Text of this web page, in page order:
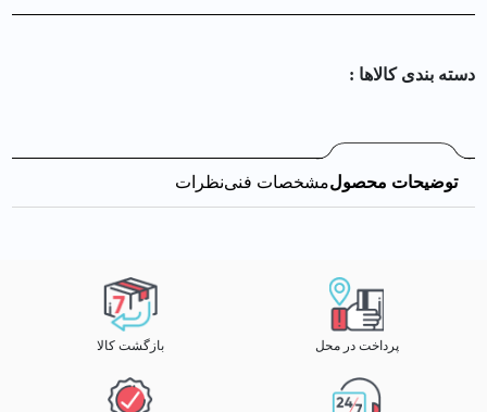
دسته بندی کالا‌ها :
توضیحات محصولمشخصات فنینظرات
پرداخت در محل بازگشت کالا